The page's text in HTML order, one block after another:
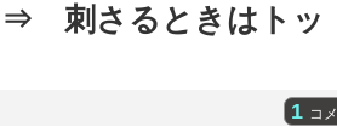
⇒ 刺さるときはトッ
1 コメ